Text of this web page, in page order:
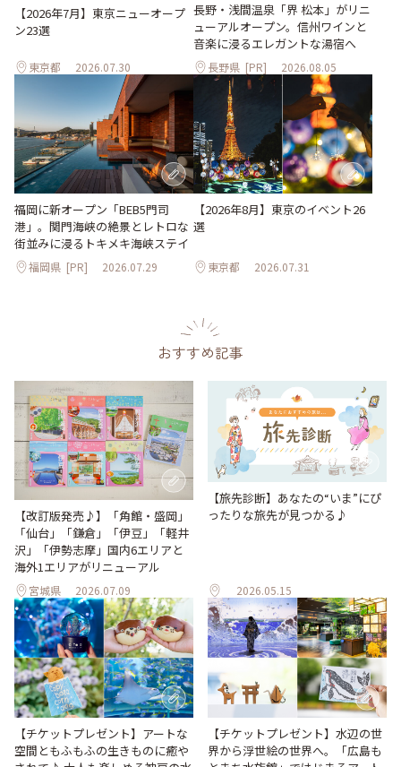
【2026年7月】東京ニューオープ
ン23選
東京都 2026.07.30
長野・浅間温泉「界 松本」がリニ
ューアルオープン。信州ワインと
音楽に浸るエレガントな湯宿へ
長野県 [PR] 2026.08.05
福岡に新オープン「BEB5門司
港」。関門海峡の絶景とレトロな
街並みに浸るトキメキ海峡ステイ
福岡県 [PR] 2026.07.29
【2026年8月】東京のイベント26
選
東京都 2026.07.31
おすすめ記事
【改訂版発売♪】「角館・盛岡」
「仙台」「鎌倉」「伊豆」「軽井
沢」「伊勢志摩」国内6エリアと
海外1エリアがリニューアル
宮城県 2026.07.09
【旅先診断】あなたの“いま”にぴ
ったりな旅先が見つかる♪
2026.05.15
【チケットプレゼント】アートな
空間ともふもふの生きものに癒や
【チケットプレゼント】水辺の世
界から浮世絵の世界へ。「広島も